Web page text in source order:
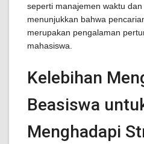
seperti manajemen waktu
menunjukkan bahwa
merupakan pengalaman
mahasiswa.
Kelebihan
Beasiswa
Menghadapi